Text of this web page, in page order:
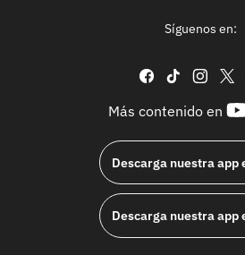
Síguenos en:
facebook
tiktok
Más contenido en
Descarga nuestra app
Descarga nuestra app